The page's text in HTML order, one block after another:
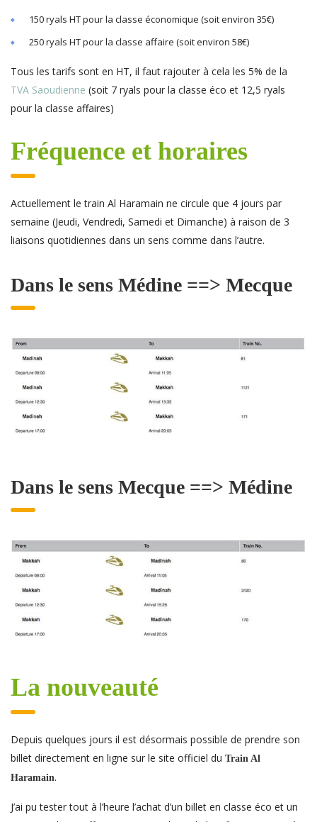
150 ryals HT pour la classe économique (soit environ 35€)
250 ryals HT pour la classe affaire (soit environ 58€)
Tous les tarifs sont en HT, il faut rajouter à cela les 5% de la
TVA Saoudienne (soit 7 ryals pour la classe éco et 12,5 ryals
pour la classe affaires)
Fréquence et horaires
Actuellement le train Al Haramain ne circule que 4 jours par
semaine (Jeudi, Vendredi, Samedi et Dimanche) à raison de 3
liaisons quotidiennes dans un sens comme dans l’autre.
Dans le sens Médine ==> Mecque
Dans le sens Mecque ==> Médine
La nouveauté
Depuis quelques jours il est désormais possible de prendre son
billet directement en ligne sur le site officiel du Train Al
Haramain.
J’ai pu tester tout à l’heure l’achat d’un billet en classe éco et un